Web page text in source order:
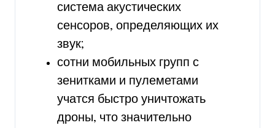
система акустических
сенсоров, определяющих их
звук;
сотни мобильных групп с
зенитками и пулеметами
учатся быстро уничтожать
дроны, что значительно